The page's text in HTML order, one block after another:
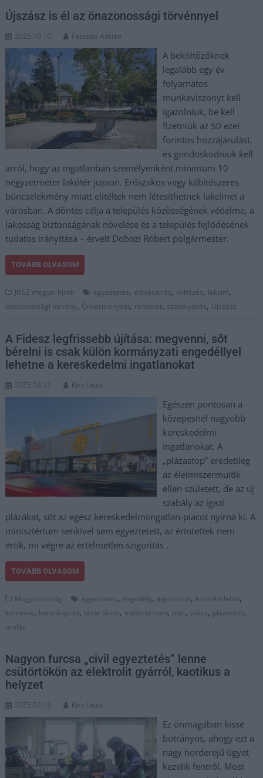
Újszász is él az önazonossági törvénnyel
2025.10.10. Fazekas Adrián
A beköltözőknek
legalább egy év
folyamatos
munkaviszonyt kell
igazolniuk, be kell
fizetniük az 50 ezer
forintos hozzájárulást,
és gondoskodniuk kell
arról, hogy az ingatlanban személyenként minimum 10
négyzetméter lakótér jusson. Erőszakos vagy kábítószeres
bűncselekmény miatt elítéltek nem létesíthetnek lakcímet a
városban. A döntés célja a település közösségének védelme, a
lakosság biztonságának növelése és a település fejlődésének
tudatos irányítása – érvelt Dobozi Róbert polgármester.
TOVÁBB OLVASOM
JNSZ megyei hírek egyeztetés, elővásárlás, költözés, lakcím,
önazonossági törvény, Önkormányzat, rendelet, szabályozás, Újszász
A Fidesz legfrissebb újítása: megvenni, sőt
bérelni is csak külön kormányzati engedéllyel
lehetne a kereskedelmi ingatlanokat
2025.06.12. Kiss Lajos
Egészen pontosan a
közepesnél nagyobb
kereskedelmi
ingatlanokat. A
„plázastop” eredetileg
az élelmiszermultik
ellen született, de az új
szabály az igazi
plázákat, sőt az egész kereskedelmiingatlan-piacot nyírná ki. A
minisztérium senkivel sem egyeztetett, az érintettek nem
értik, mi végre az értelmetlen szigorítás .
TOVÁBB OLVASOM
Magyarország egyeztetés, engedély, ingatlanok, kereskedelmi,
kormány, kormányzati, lázár jános, minisztérium, piac, pláza, plázastop,
uralás
Nagyon furcsa „civil egyeztetés” lenne
csütörtökön az elektrolit gyárról, kaotikus a
helyzet
2025.03.19. Kiss Lajos
Ez önmagában kissé
botrányos, ahogy ezt a
nagy horderejű ügyet
kezelik fentről. Most